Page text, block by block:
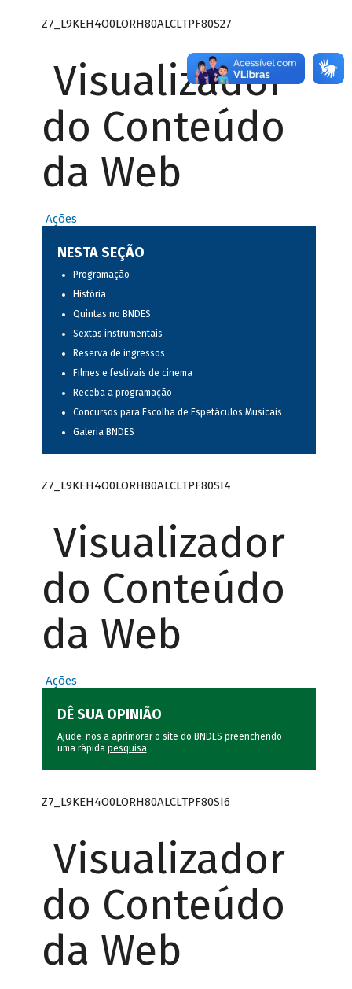
Z7_L9KEH4O0LORH80ALCLTPF80S27
Visualizador
do Conteúdo
da Web
Ações
NESTA SEÇÃO
Programação
História
Quintas no BNDES
Sextas instrumentais
Reserva de ingressos
Filmes e festivais de cinema
Receba a programação
Concursos para Escolha de Espetáculos Musicais
Galeria BNDES
Z7_L9KEH4O0LORH80ALCLTPF80SI4
Visualizador
do Conteúdo
da Web
Ações
DÊ SUA OPINIÃO
Ajude-nos a aprimorar o site do BNDES preenchendo
uma rápida pesquisa.
Z7_L9KEH4O0LORH80ALCLTPF80SI6
Visualizador
do Conteúdo
da Web